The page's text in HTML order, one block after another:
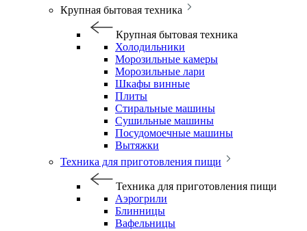
Крупная бытовая техника
Крупная бытовая техника
Холодильники
Морозильные камеры
Морозильные лари
Шкафы винные
Плиты
Стиральные машины
Сушильные машины
Посудомоечные машины
Вытяжки
Техника для приготовления пищи
Техника для приготовления пищи
Аэрогрили
Блинницы
Вафельницы